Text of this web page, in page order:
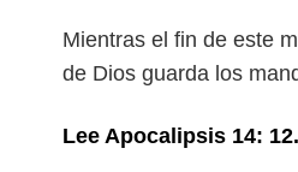
Mientras el fin de este
de Dios guarda los
Lee Apocalipsis 14: